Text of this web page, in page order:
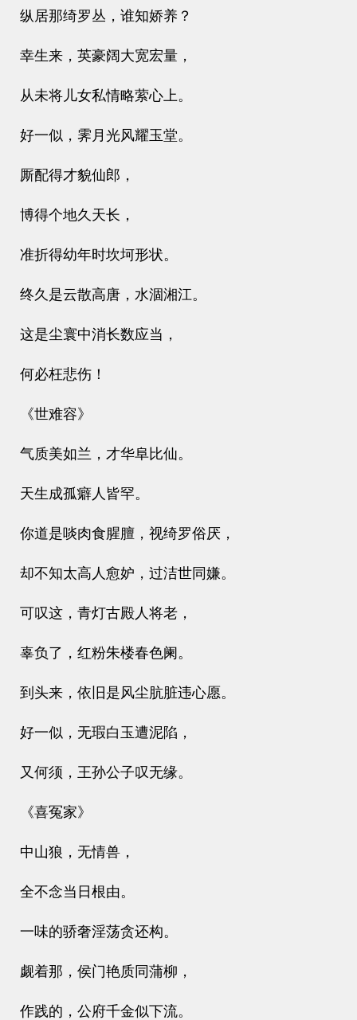
纵居那绮罗丛，谁知娇养？
幸生来，英豪阔大宽宏量，
从未将儿女私情略萦心上。
好一似，霁月光风耀玉堂。
厮配得才貌仙郎，
博得个地久天长，
准折得幼年时坎坷形状。
终久是云散高唐，水涸湘江。
这是尘寰中消长数应当，
何必枉悲伤！
《世难容》
气质美如兰，才华阜比仙。
天生成孤癖人皆罕。
你道是啖肉食腥膻，视绮罗俗厌，
却不知太高人愈妒，过洁世同嫌。
可叹这，青灯古殿人将老，
辜负了，红粉朱楼春色阑。
到头来，依旧是风尘肮脏违心愿。
好一似，无瑕白玉遭泥陷，
又何须，王孙公子叹无缘。
《喜冤家》
中山狼，无情兽，
全不念当日根由。
一味的骄奢淫荡贪还构。
觑着那，侯门艳质同蒲柳，
作践的，公府千金似下流。